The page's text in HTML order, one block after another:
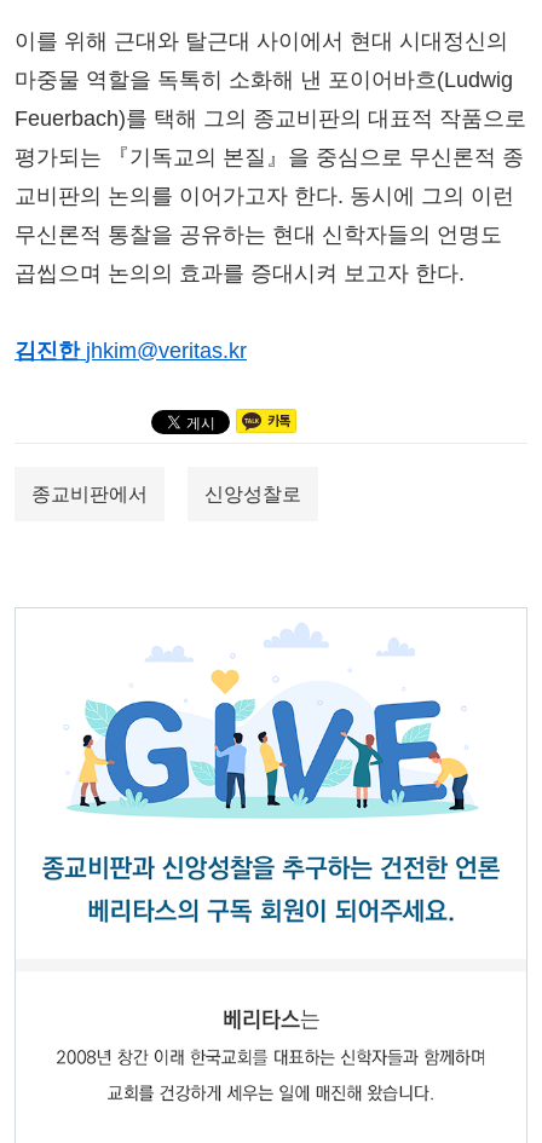
이를 위해 근대와 탈근대 사이에서 현대 시대정신의
마중물 역할을 독톡히 소화해 낸 포이어바흐(Ludwig
Feuerbach)를 택해 그의 종교비판의 대표적 작품으로
평가되는 『기독교의 본질』을 중심으로 무신론적 종
교비판의 논의를 이어가고자 한다. 동시에 그의 이런
무신론적 통찰을 공유하는 현대 신학자들의 언명도
곱씹으며 논의의 효과를 증대시켜 보고자 한다.
김진한 jhkim@veritas.kr
종교비판에서 신앙성찰로